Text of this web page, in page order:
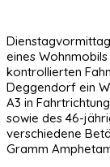
eines
kontrollierten
Deggendorf ein
A3 in
sowie des 46-
verschiedene
Gramm